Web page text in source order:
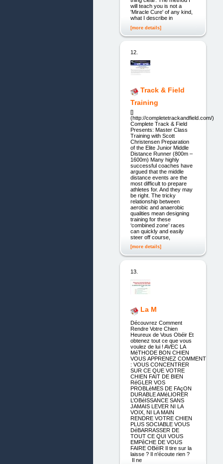
will teach you is not a
'Miracle Cure' of any kind,
what I describe in
[more details]
12.
Track & Field
Training
[]
(http://completetrackandfield.com/)
Complete Track & Field
Presents: Master Class
Training with Scott
Christensen Preparation
of the Elite Junior Middle
Distance Runner (800m –
1600m) Many highly
successful coaches have
argued that the middle
distance events are the
most difficult to prepare
athletes for. And they may
be right. The tricky
relationship between
aerobic and anaerobic
qualities mean designing
training for these
‘combined zone’ races
can quickly and easily
steer off course,
[more details]
13.
La M
Découvrez Comment
Rendre Votre Chien
Heureux de Vous Obéir Et
obtenez tout ce que vous
voulez de lui ! AVEC LA
MéTHODE BON CHIEN
VOUS APPRENEZ COMMENT
: VOUS CONCENTRER
SUR CE QUE VOTRE
CHIEN FAIT DE BIEN
RéGLER VOS
PROBLèMES DE FAçON
DURABLE AMéLIORER
L’OBéISSANCE SANS
JAMAIS LEVER NI LA
VOIX, NI LA MAIN
RENDRE VOTRE CHIEN
PLUS SOCIABLE VOUS
DéBARRASSER DE
TOUT CE QUI VOUS
EMPêCHE DE VOUS
FAIRE OBéIR Il tire sur la
laisse ? Il n'écoute rien ?
Il ne